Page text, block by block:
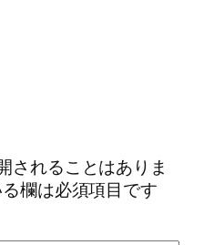
されることはありま
欄は必須項目です